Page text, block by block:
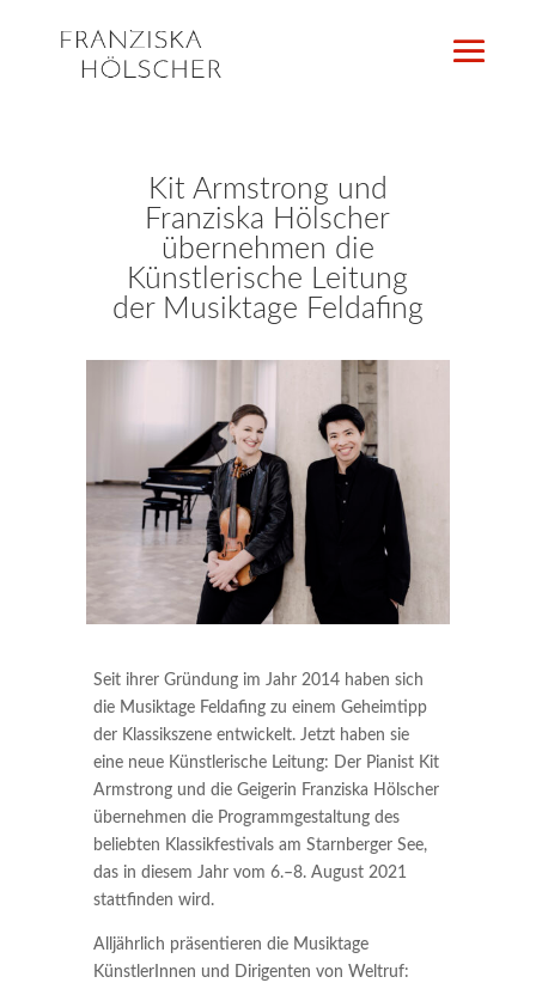
Kit Armstrong und
Franziska Hölscher
übernehmen die
Künstlerische Leitung
der Musiktage Feldafing
Seit ihrer Gründung im Jahr 2014 haben sich
die Musiktage Feldafing zu einem Geheimtipp
der Klassikszene entwickelt. Jetzt haben sie
eine neue Künstlerische Leitung: Der Pianist Kit
Armstrong und die Geigerin Franziska Hölscher
übernehmen die Programmgestaltung des
beliebten Klassikfestivals am Starnberger See,
das in diesem Jahr vom 6.–8. August 2021
stattfinden wird.
Alljährlich präsentieren die Musiktage
KünstlerInnen und Dirigenten von Weltruf: